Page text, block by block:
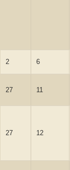
2 6
27 11
27 12